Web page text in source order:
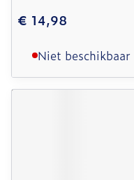
€ 14,98
Niet beschikbaar